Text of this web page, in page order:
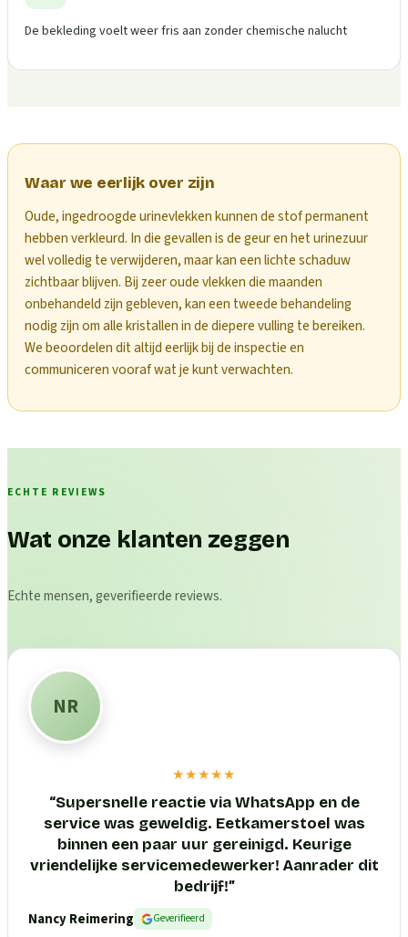
De bekleding voelt weer fris aan zonder chemische nalucht
Waar we eerlijk over zijn
Oude, ingedroogde urinevlekken kunnen de stof permanent
hebben verkleurd. In die gevallen is de geur en het urinezuur
wel volledig te verwijderen, maar kan een lichte schaduw
zichtbaar blijven. Bij zeer oude vlekken die maanden
onbehandeld zijn gebleven, kan een tweede behandeling
nodig zijn om alle kristallen in de diepere vulling te bereiken.
We beoordelen dit altijd eerlijk bij de inspectie en
communiceren vooraf wat je kunt verwachten.
ECHTE REVIEWS
Wat onze klanten zeggen
Echte mensen, geverifieerde reviews.
NR
★★★★★
“Supersnelle reactie via WhatsApp en de
service was geweldig. Eetkamerstoel was
binnen een paar uur gereinigd. Keurige
vriendelijke servicemedewerker! Aanrader dit
bedrijf!”
Nancy Reimering
Geverifieerd